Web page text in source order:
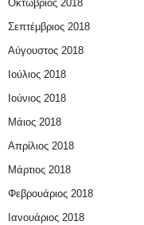
Οκτώβριος 2018
Σεπτέμβριος 2018
Αύγουστος 2018
Ιούλιος 2018
Ιούνιος 2018
Μάιος 2018
Απρίλιος 2018
Μάρτιος 2018
Φεβρουάριος 2018
Ιανουάριος 2018